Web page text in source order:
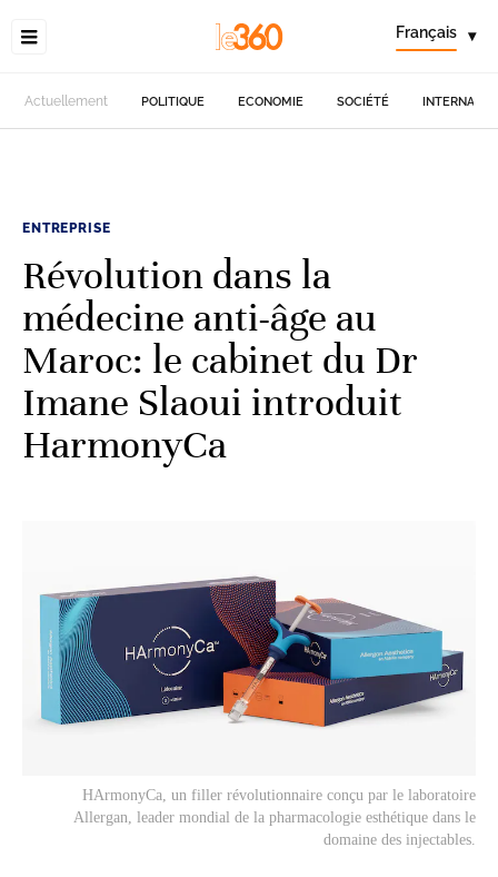
Français ▾
Actuellement POLITIQUE ECONOMIE SOCIÉTÉ
ENTREPRISE
Révolution dans la
médecine anti-âge au
Maroc: le cabinet du Dr
Imane Slaoui introduit
HarmonyCa
HArmonyCa, un filler révolutionnaire conçu par le laboratoire
Allergan, leader mondial de la pharmacologie esthétique dans le
domaine des injectables.